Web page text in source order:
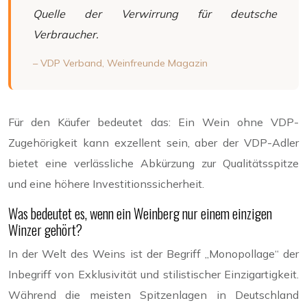
Quelle der Verwirrung für deutsche
Verbraucher.
– VDP Verband, Weinfreunde Magazin
Für den Käufer bedeutet das: Ein Wein ohne VDP-
Zugehörigkeit kann exzellent sein, aber der VDP-Adler
bietet eine verlässliche Abkürzung zur Qualitätsspitze
und eine höhere Investitionssicherheit.
Was bedeutet es, wenn ein Weinberg nur einem einzigen
Winzer gehört?
In der Welt des Weins ist der Begriff „Monopollage“ der
Inbegriff von Exklusivität und stilistischer Einzigartigkeit.
Während die meisten Spitzenlagen in Deutschland